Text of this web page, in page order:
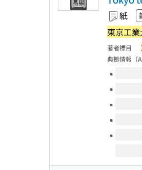
紙
東京工
著者標目
典拠情報（
このタイト